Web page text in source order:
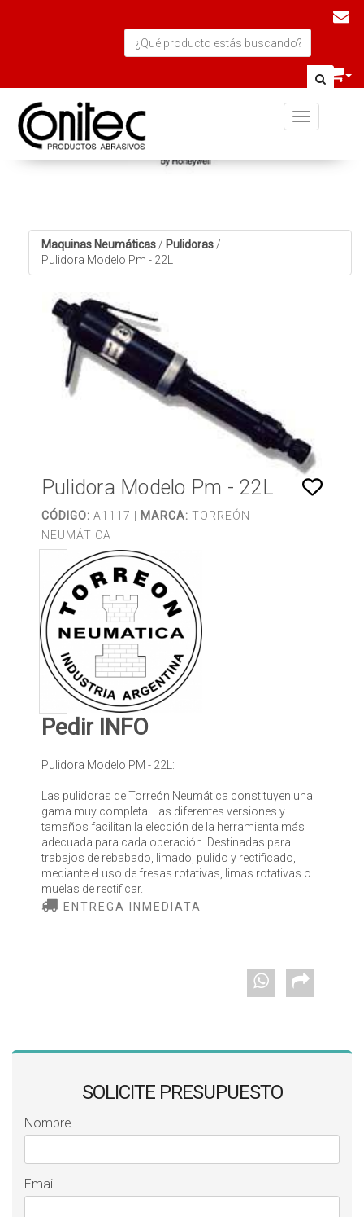
Toggle
Maquinas Neumáticas / Pulidoras /
Pulidora Modelo Pm - 22L
Pulidora Modelo Pm - 22L
CÓDIGO: A1117 | MARCA: TORREÓN
NEUMÁTICA
Pedir INFO
Pulidora Modelo PM - 22L:
Las pulidoras de Torreón Neumática constituyen una
gama muy completa. Las diferentes versiones y
tamaños facilitan la elección de la herramienta más
adecuada para cada operación. Destinadas para
trabajos de rebabado, limado, pulido y rectificado,
mediante el uso de fresas rotativas, limas rotativas o
muelas de rectificar.
ENTREGA INMEDIATA
SOLICITE PRESUPUESTO
Nombre
Email